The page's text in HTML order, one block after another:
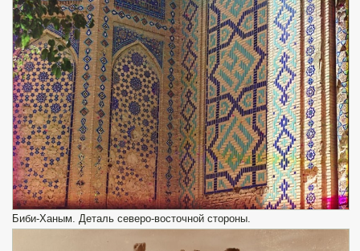
Биби-Ханым. Деталь северо-восточной стороны.